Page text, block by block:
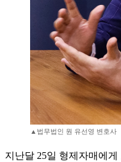
▲법무법인 원 유선영 변호사
지난달 25일 형제자매에